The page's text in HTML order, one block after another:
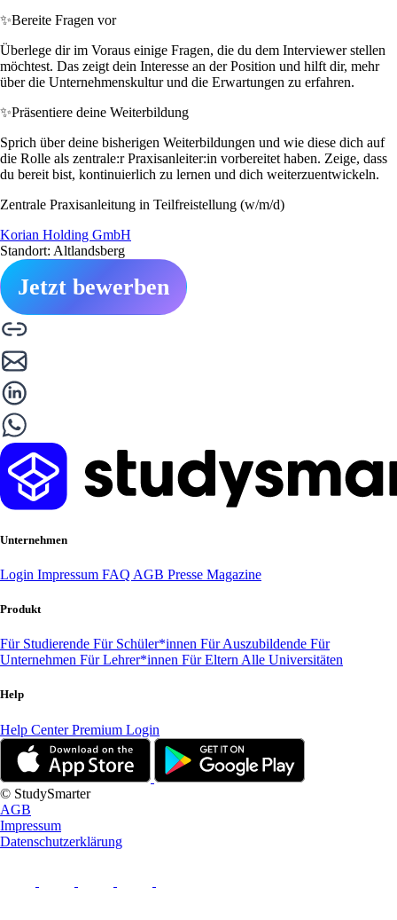
✨Bereite Fragen vor
Überlege dir im Voraus einige Fragen, die du dem Interviewer stellen
möchtest. Das zeigt dein Interesse an der Position und hilft dir, mehr
über die Unternehmenskultur und die Erwartungen zu erfahren.
✨Präsentiere deine Weiterbildung
Sprich über deine bisherigen Weiterbildungen und wie diese dich auf
die Rolle als zentrale:r Praxisanleiter:in vorbereitet haben. Zeige, dass
du bereit bist, kontinuierlich zu lernen und dich weiterzuentwickeln.
Zentrale Praxisanleitung in Teilfreistellung (w/m/d)
Korian Holding GmbH
Standort: Altlandsberg
Jetzt bewerben
Unternehmen
Login Impressum FAQ AGB Presse Magazine
Produkt
Für Studierende Für Schüler*innen Für Auszubildende Für
Unternehmen Für Lehrer*innen Für Eltern Alle Universitäten
Help
Help CenterPremium Login
© StudySmarter
AGB
Impressum
Datenschutzerklärung